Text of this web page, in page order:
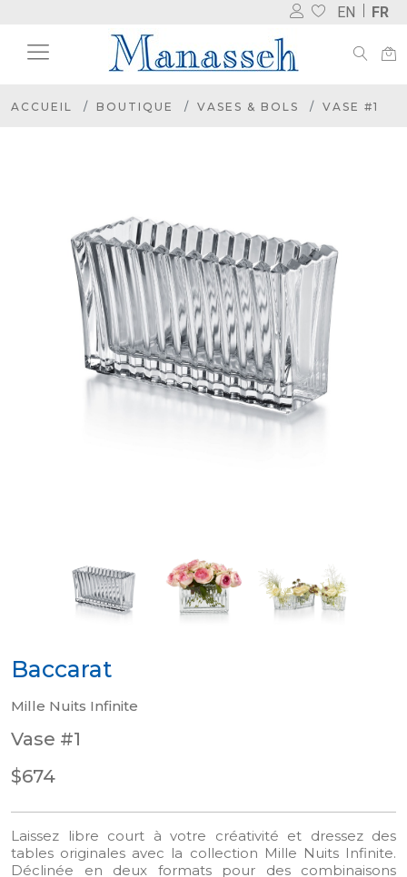
EN FR
ACCUEIL BOUTIQUE VASES & BOLS VASE #1
Baccarat
Mille Nuits Infinite
Vase #1
$674
Laissez libre court à votre créativité et dressez des
tables originales avec la collection Mille Nuits Infinite.
Déclinée en deux formats pour des combinaisons